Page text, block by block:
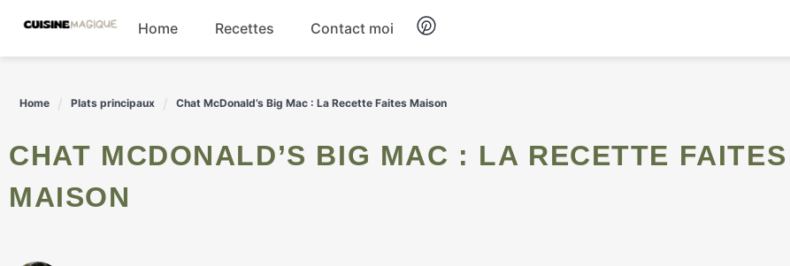
content
Home Recettes Contact moi
Home Plats principaux Chat McDonald’s Big Mac : La Recette Faites Maison
CHAT MCDONALD’S BIG MAC : LA RECETTE FAITES
MAISON